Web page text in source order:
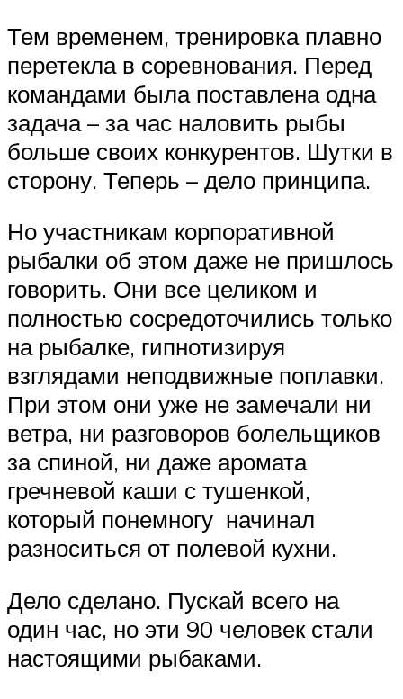
Тем временем, тренировка плавно
перетекла в соревнования. Перед
командами была поставлена одна
задача – за час наловить рыбы
больше своих конкурентов. Шутки в
сторону. Теперь – дело принципа.
Но участникам корпоративной
рыбалки об этом даже не пришлось
говорить. Они все целиком и
полностью сосредоточились только
на рыбалке, гипнотизируя
взглядами неподвижные поплавки.
При этом они уже не замечали ни
ветра, ни разговоров болельщиков
за спиной, ни даже аромата
гречневой каши с тушенкой,
который понемногу начинал
разноситься от полевой кухни.
Дело сделано. Пускай всего на
один час, но эти 90 человек стали
настоящими рыбаками.